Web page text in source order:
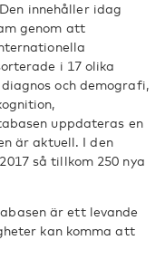
Den innehåller idag
genom att
i 17 olika
och demografi,
uppdateras en
är aktuell. I den
så tillkom 250 nya
är ett levande
kan komma att